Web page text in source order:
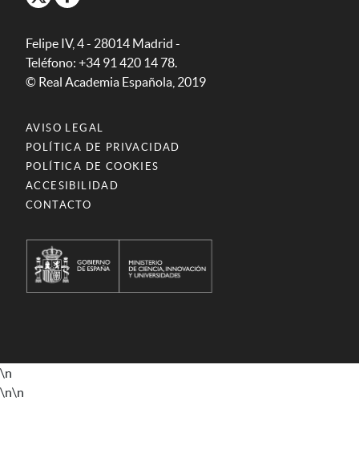
Felipe IV, 4 - 28014 Madrid -
Teléfono: +34 91 420 14 78.
© Real Academia Española, 2019
AVISO LEGAL
POLÍTICA DE PRIVACIDAD
POLÍTICA DE COOKIES
ACCESIBILIDAD
CONTACTO
\n
\n\n